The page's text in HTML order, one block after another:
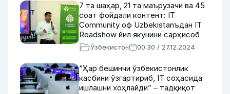
7 та шаҳар, 21 та маърузачи ва 45
соат фойдали контент: IT
Community оф Uzbekistanъдан IT
Roadshow йил якунини сарҳисоб
қилдиЎзбекистон 00:30 / 27.12.2024
“Ҳар бешинчи ўзбекистонлик
касбини ўзгартириб, IT соҳасида
ишлашни хоҳлайди” – тадқиқот